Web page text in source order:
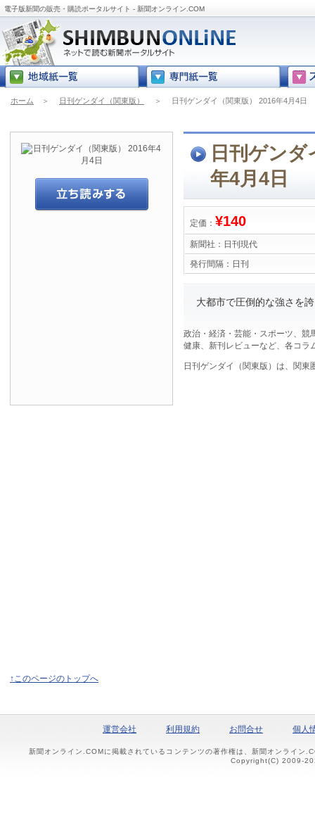
電子版新聞の販売・購読ポータルサイト - 新聞オンライン.COM
ホーム ＞ 日刊ゲンダイ（関東版） ＞ 日刊ゲンダイ（関東版） 2016年4月4日
日刊ゲン
年4月4日
定価： ¥140
新聞社： 日刊現代
発行間隔： 日刊
大都市で圧倒的な強さを
政治・経済・芸能・スポーツ、競
健康、新刊レビューなど、各コラ
日刊ゲンダイ（関東版）は、関
↑このページのトップへ
運営会社 利用規約 お問合せ 個人
新聞オンライン.COMに掲載されているコンテンツの著作権は、新聞オンライン
Copyright(C) 2009-